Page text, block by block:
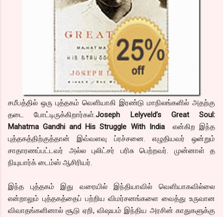
சமீபத்தில் ஒரு புத்தகம் வெளியாகி இரண்டு மாநிலங்களில் அதற்கு
தடை போட்டிருக்கிறார்கள்.Joseph Lelyveld’s Great Soul:
Mahatma Gandhi and His Struggle With Indiaஎன்கிற இந்த
புத்தகத்திற்குத்தான் இவ்வளவு ப்ரச்சனை. எழுதியவர் ஒன்றும்
சாதாரணப்பட்டவர் அல்ல புலிட்சர் பரிசு பெற்றவர். முன்னாள் த
நியுயார்க் டைம்ஸ் ஆசிரியர்.
இந்த புத்தகம் இது வரையில் இந்தியாவில் வெளியாகவில்லை
என்றாலும் புத்தகத்தைப் பற்றிய விமர்சனங்களை வைத்து உருவான
விவாதங்களினால் சூடு ஏறி, விஷயம் இந்திய அரசின் காதுகளுக்கு